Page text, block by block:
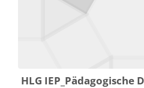
HLG IEP_Pädagogische